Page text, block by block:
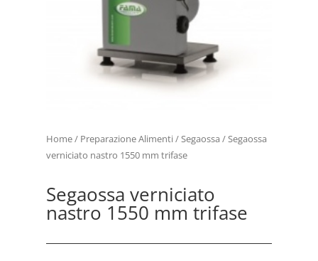
Home/ Preparazione Alimenti/Segaossa / Segaossa
verniciato nastro 1550 mm trifase
Segaossa verniciato
nastro 1550 mm trifase